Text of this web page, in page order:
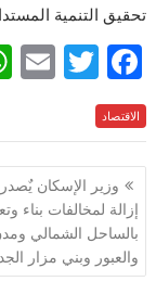
تحقيق التنمية
F
ac
e
b
o
o
k
T
itt
er
E
l
الاقتصاد
تصفّح
المقالات
إزالة لمخالفات بناء
بالساحل الشمالي
والعبور وبني مزار